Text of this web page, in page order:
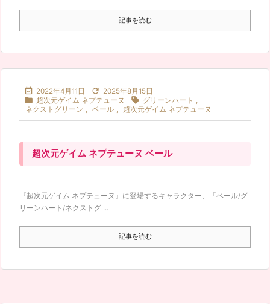
記事を読む
 2022年4月11日  2025年8月15日
 超次元ゲイム ネプテューヌ  グリーンハート ,
ネクストグリーン , ベール , 超次元ゲイム ネプテューヌ
超次元ゲイム ネプテューヌ ベール
『超次元ゲイム ネプテューヌ』に登場するキャラクター、「ベール/グ
リーンハート/ネクストグ ...
記事を読む